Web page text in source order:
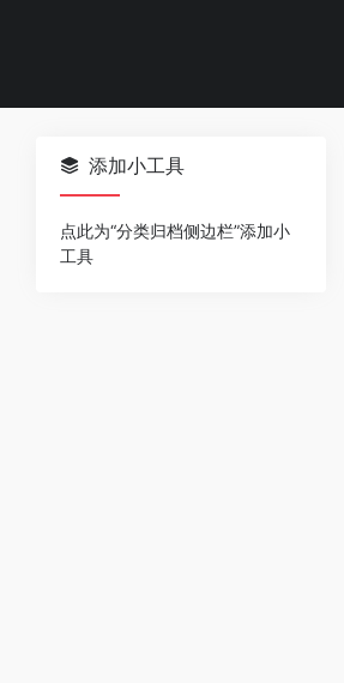
添加小工具
点此为“分类归档侧边栏”添加小
工具